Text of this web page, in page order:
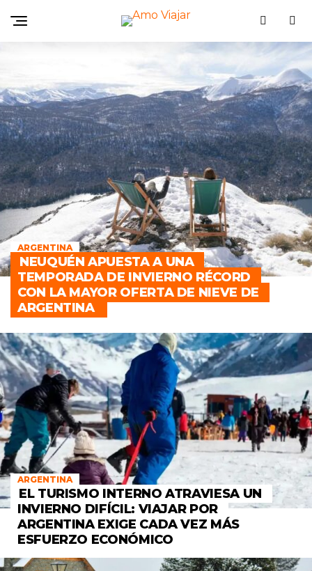
ARGENTINA
NEUQUÉN APUESTA A UNA
TEMPORADA DE INVIERNO RÉCORD
CON LA MAYOR OFERTA DE NIEVE DE
ARGENTINA
ARGENTINA
EL TURISMO INTERNO ATRAVIESA UN
INVIERNO DIFÍCIL: VIAJAR POR
ARGENTINA EXIGE CADA VEZ MÁS
ESFUERZO ECONÓMICO